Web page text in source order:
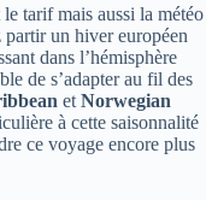
tarif mais aussi la météo
un hiver européen
dans l’hémisphère
de s’adapter au fil des
et Norwegian
à cette saisonnalité
ce voyage encore plus